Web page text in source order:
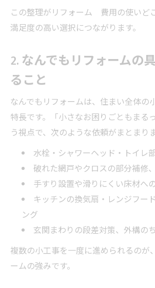
この整理がリフォーム 費用の使いど
満足度の高い選択につながります。
2. なんでもリフォームの
ること
なんでもリフォームは、住まい全体の
特長です。「小さなお困りごともまる
う視点で、次のような依頼がまとまりま
水栓・シャワーヘッド・トイレ
破れた網戸やクロスの部分補修
手すり設置や滑りにくい床材へ
キッチンの換気扇・レンジフー
ング
玄関まわりの段差対策、外構の
複数の小工事を一度に進められるのが
ームの強みです。